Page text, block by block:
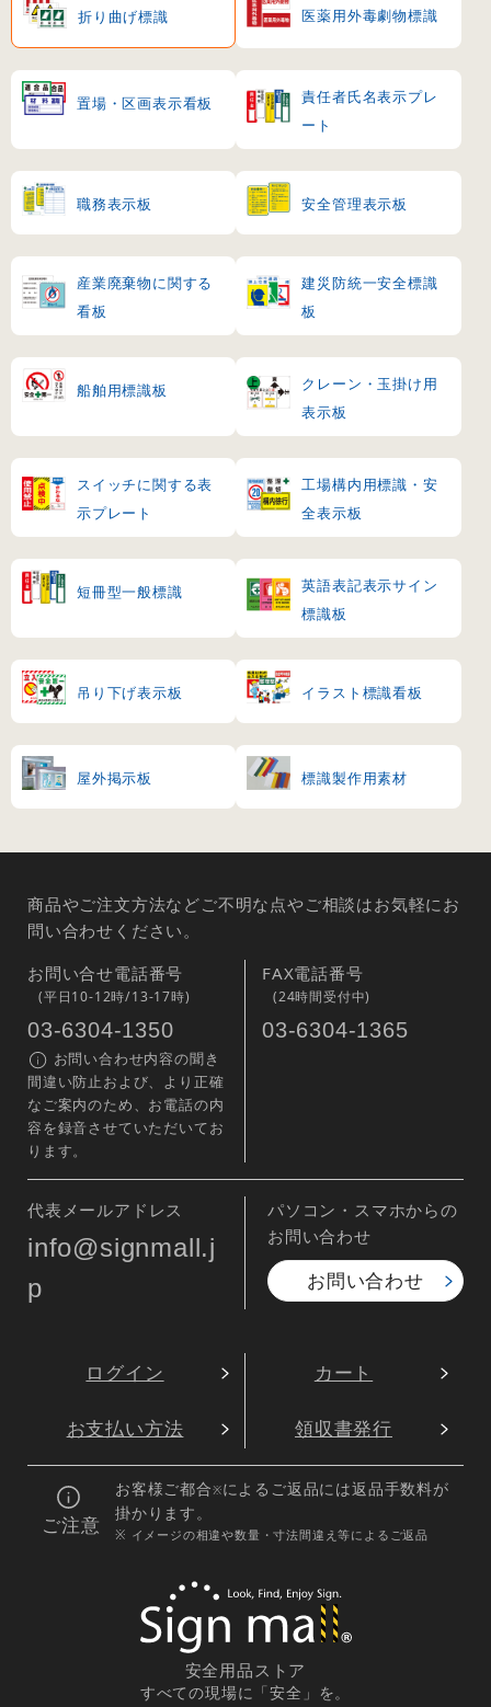
折り曲げ標識 医薬用外毒劇物標識
置場・区画表示看板
責任者氏名表示プレ
ート
職務表示板 安全管理表示板
産業廃棄物に関する
看板
建災防統一安全標識
板
船舶用標識板
クレーン・玉掛け用
表示板
スイッチに関する表
示プレート
工場構内用標識・安
全表示板
短冊型一般標識
英語表記表示サイン
標識板
吊り下げ表示板 イラスト標識看板
屋外掲示板 標識製作用素材
商品やご注文方法などご不明な点やご相談はお気軽にお
問い合わせください。
お問い合せ電話番号
(平日10-12時/13-17時)
03-6304-1350
お問い合わせ内容の聞き
間違い防止および、より正確
なご案内のため、お電話の内
容を録音させていただいてお
ります。
FAX電話番号
(24時間受付中)
03-6304-1365
代表メールアドレス
info@signmall.j
p
パソコン・スマホからの
お問い合わせ
お問い合わせ
ログイン カート
お支払い方法 領収書発行
ご注意
お客様ご都合※によるご返品には返品手数料が
掛かります。
※ イメージの相違や数量・寸法間違え等によるご返品
安全用品ストア
すべての現場に「安全」を。